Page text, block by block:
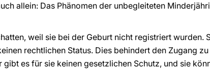
allein: Das Phänomen der unbegleiteten
weil sie bei der Geburt nicht registriert wurden.
rechtlichen Status. Dies behindert den Zugang
es für sie keinen gesetzlichen Schutz, und sie